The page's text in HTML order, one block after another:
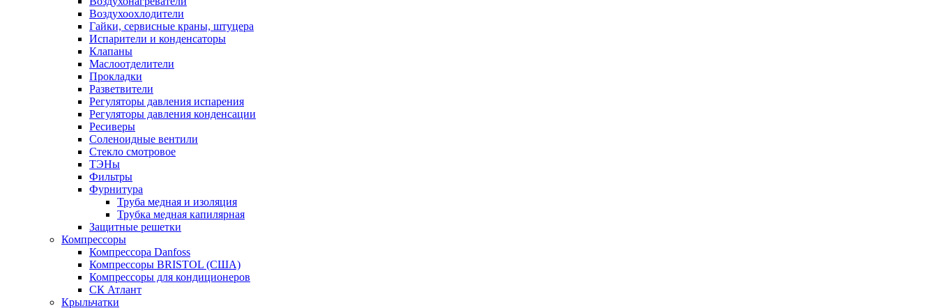
Воздухоохлодители
Гайки, сервисные краны, штуцера
Испарители и конденсаторы
Клапаны
Маслоотделители
Прокладки
Разветвители
Регуляторы давления испарения
Регуляторы давления конденсации
Ресиверы
Соленоидные вентили
Стекло смотровое
ТЭНы
Фильтры
Фурнитура
Труба медная и изоляция
Трубка медная капилярная
Защитные решетки
Компрессоры
Компрессора Danfoss
Компрессоры BRISTOL (США)
Компрессоры для кондиционеров
СК Атлант
Крыльчатки